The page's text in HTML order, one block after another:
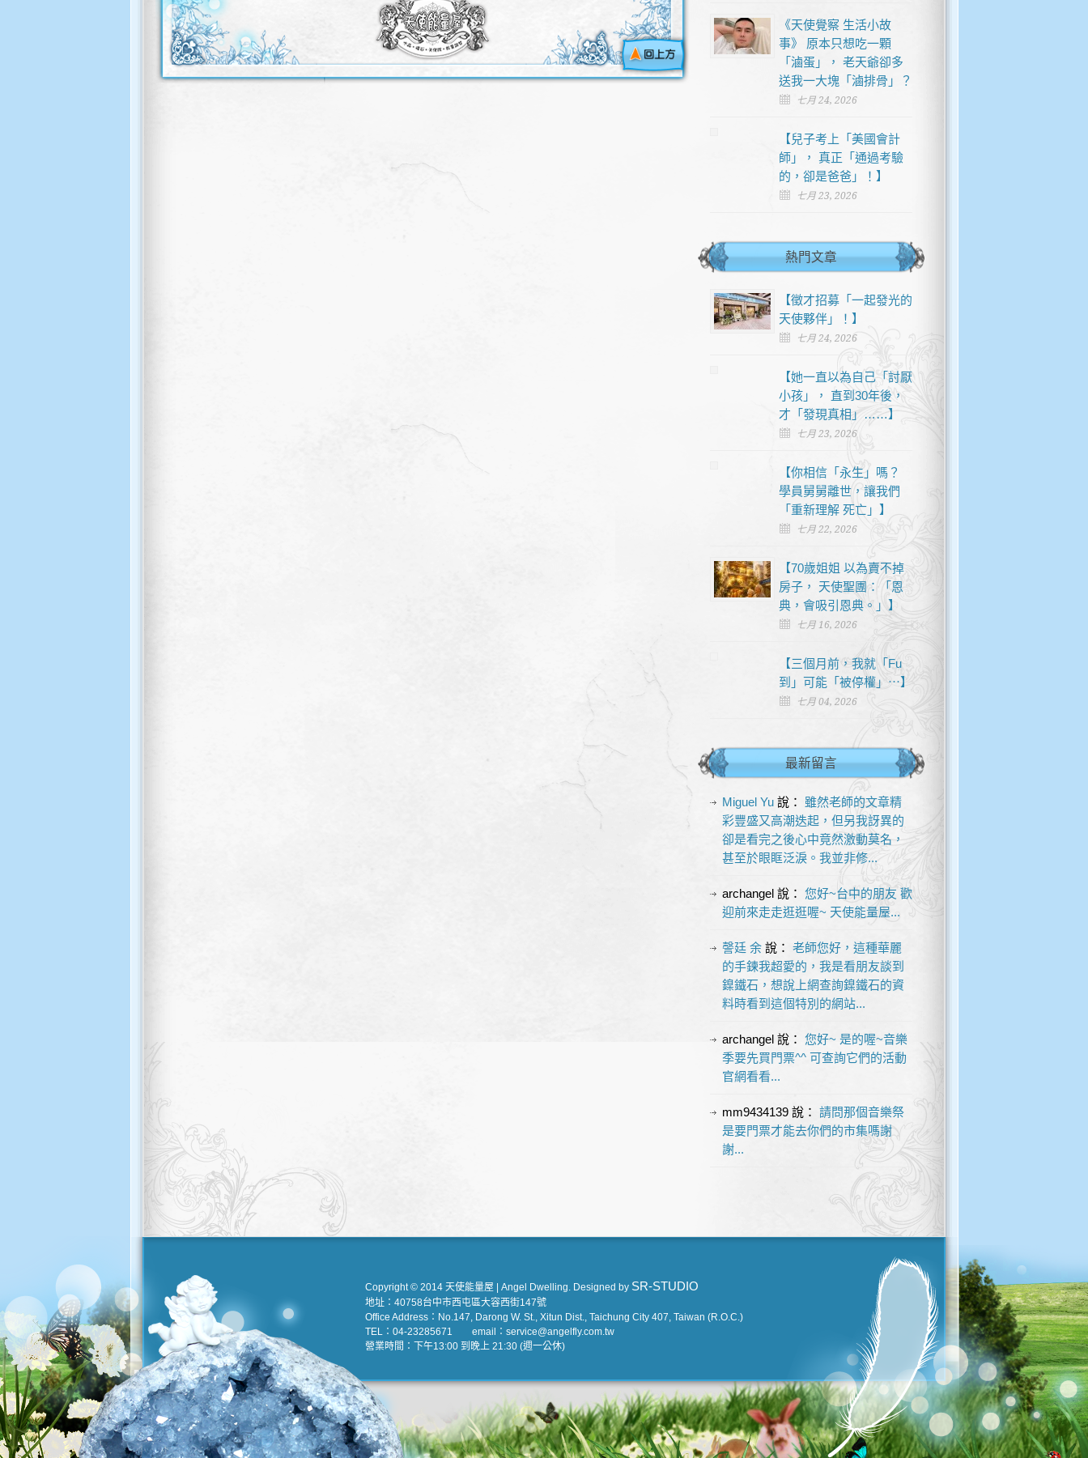
《天使覺察 生活小故
事》 原本只想吃一顆
「滷蛋」， 老天爺卻多
送我一大塊「滷排骨」？
七月 24, 2026
【兒子考上「美國會計
師」， 真正「通過考驗
的，卻是爸爸」！】
七月 23, 2026
熱門文章
【徵才招募「一起發光的
天使夥伴」！】
七月 24, 2026
【她一直以為自己「討厭
小孩」， 直到30年後，
才「發現真相」……】
七月 23, 2026
【你相信「永生」嗎？
學員舅舅離世，讓我們
「重新理解 死亡」】
七月 22, 2026
【70歲姐姐 以為賣不掉
房子， 天使聖團：「恩
典，會吸引恩典。」】
七月 16, 2026
【三個月前，我就「Fu
到」可能「被停權」⋯】
七月 04, 2026
最新留言
Miguel Yu說： 雖然老師的文章精
彩豐盛又高潮迭起，但另我訝異的
卻是看完之後心中竟然激動莫名，
甚至於眼眶泛淚。我並非修...
archangel說： 您好~台中的朋友 歡
迎前來走走逛逛喔~ 天使能量屋...
謦廷 余說： 老師您好，這種華麗
的手鍊我超愛的，我是看朋友談到
鎳鐵石，想說上網查詢鎳鐵石的資
料時看到這個特別的網站...
archangel說： 您好~ 是的喔~音樂
季要先買門票^^ 可查詢它們的活動
官網看看...
mm9434139說： 請問那個音樂祭
是要門票才能去你們的市集嗎謝
謝...
Copyright © 2014 天使能量屋 | Angel Dwelling. Designed by SR-STUDIO
地址：40758台中市西屯區大容西街147號
Office Address：No.147, Darong W. St., Xitun Dist., Taichung City 407, Taiwan (R.O.C.)
TEL：04-23285671 email：service@angelfly.com.tw
營業時間：下午13:00 到晚上 21:30 (週一公休)